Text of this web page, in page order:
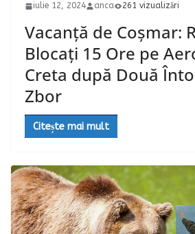
iulie 12, 2024 anca 261 vizualizări
Vacanță de Coșmar:
Blocați 15 Ore pe
Creta după Două
Zbor
Citește mai mult